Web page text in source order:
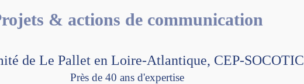
& actions de communication
de Le Pallet en Loire-Atlantique, CEP-SOCOTIC
Près de 40 ans d'expertise